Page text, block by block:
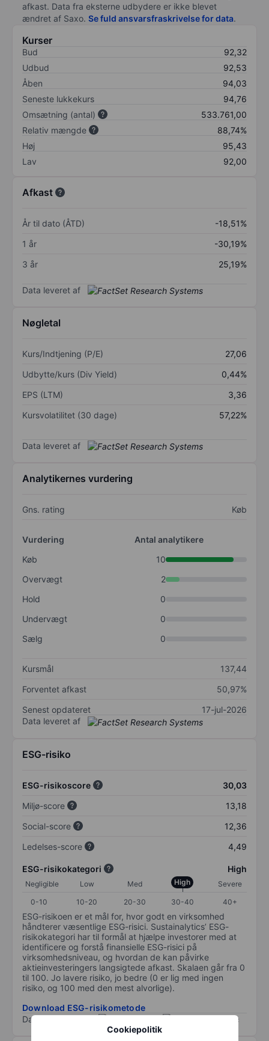
Cookiepolitik
afkast. Data fra eksterne udbydere er ikke blevet
ændret af Saxo. Se fuld ansvarsfraskrivelse for data.
Kurser
Bud
92,32
Udbud
92,53
Åben
94,03
Seneste lukkekurs
94,76
Omsætning (antal)
533.761,00
Relativ mængde
88,74%
Høj
95,43
Lav
92,00
Afkast
År til dato (ÅTD)
-18,51%
1 år
-30,19%
3 år
25,19%
Data leveret af
Nøgletal
Kurs/Indtjening (P/E)
27,06
Udbytte/kurs (Div Yield)
0,44%
EPS (LTM)
3,36
Kursvolatilitet (30 dage)
57,22%
Data leveret af
Analytikernes vurdering
Gns. rating Køb
Vurdering
Antal analytikere
Køb
10
Overvægt
2
Hold
0
Undervægt
0
Sælg
0
Kursmål
137,44
Forventet afkast
50,97%
Senest opdateret
17-jul-2026
Data leveret af
ESG-risiko
ESG-risikoscore
30,03
Miljø-score
13,18
Social-score
12,36
Ledelses-score
4,49
ESG-risikokategori High
Negligible Low Med High
Severe
0-10
10-20 20-30 30-40 40+
ESG-risikoen er et mål for, hvor godt en virksomhed
håndterer væsentlige ESG-risici. Sustainalytics’ ESG-
risikokategori har til formål at hjælpe investorer med at
identificere og forstå finansielle ESG-risici på
virksomhedsniveau, og hvordan de kan påvirke
aktieinvesteringers langsigtede afkast. Skalaen går fra 0
til 100. Jo lavere risiko, jo bedre (0 er lig med ingen
risiko, og 100 med den mest alvorlige).
Download ESG-risikometode
Data provided by